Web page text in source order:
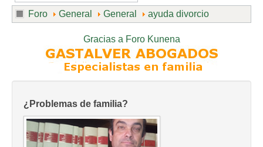
Foro General General ayuda divorcio
Gracias a Foro Kunena
¿Problemas de familia?